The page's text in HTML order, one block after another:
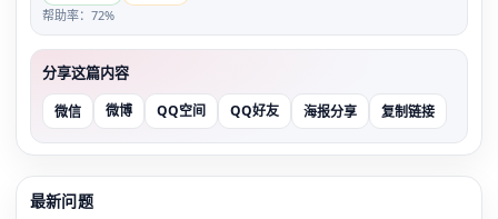
帮助率：72%
分享这篇内容
微信 微博 QQ空间 QQ好友 海报分享 复制链接
最新问题